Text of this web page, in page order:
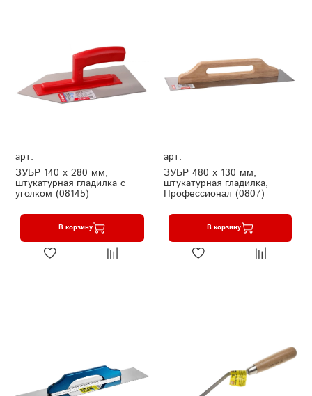
арт.
ЗУБР 140 х 280 мм,
штукатурная гладилка с
уголком (08145)
В корзину
арт.
ЗУБР 480 х 130 мм,
штукатурная гладилка,
Профессионал (0807)
В корзину